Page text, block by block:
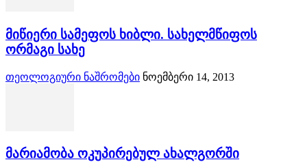
მიწიერი სამეფოს ხიბლი. სახელმწიფოს
ორმაგი სახე
თეოლოგიური ნაშრომები ნოემბერი 14, 2013
მარიამობა ოკუპირებულ ახალგორში